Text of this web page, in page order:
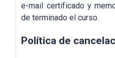
e-mail certificado y
de terminado el curso.
Política de